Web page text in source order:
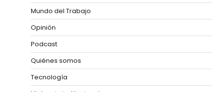
Mundo del Trabajo
Opinión
Podcast
Quiénes somos
Tecnología